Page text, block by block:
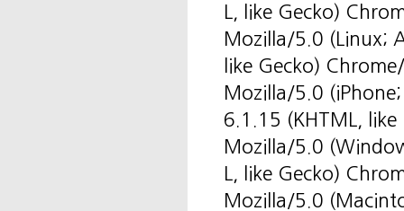
L, like Gecko)
Mozilla/5.0 (Linux;
like Gecko)
Mozilla/5.0
6.1.15 (KHTML,
Mozilla/5.0
L, like Gecko)
Mozilla/5.0